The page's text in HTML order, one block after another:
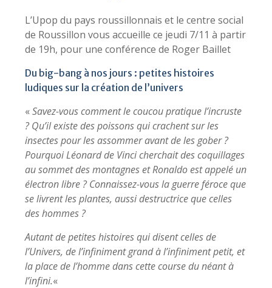
L’Upop du pays roussillonnais et le centre social
de Roussillon vous accueille ce jeudi 7/11 à partir
de 19h, pour une conférence de Roger Baillet
Du big-bang à nos jours : petites histoires
ludiques sur la création de l’univers
«Savez-vous comment le coucou pratique l’incruste
? Qu’il existe des poissons qui crachent sur les
insectes pour les assommer avant de les gober ?
Pourquoi Léonard de Vinci cherchait des coquillages
au sommet des montagnes et Ronaldo est appelé un
électron libre ? Connaissez-vous la guerre féroce que
se livrent les plantes, aussi destructrice que celles
des hommes ?
Autant de petites histoires qui disent celles de
l’Univers, de l’infiniment grand à l’infiniment petit, et
la place de l’homme dans cette course du néant à
l’infini.«